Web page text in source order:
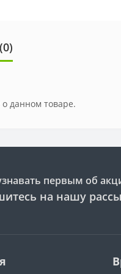
данном товаре.
первым об
на нашу